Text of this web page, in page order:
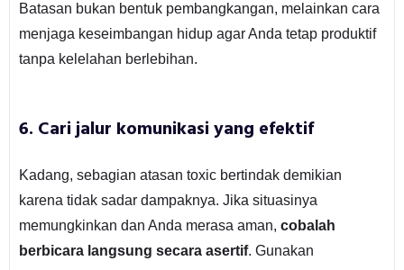
Batasan bukan bentuk pembangkangan, melainkan cara
menjaga keseimbangan hidup agar Anda tetap produktif
tanpa kelelahan berlebihan.
6. Cari jalur komunikasi yang efektif
Kadang, sebagian atasan toxic bertindak demikian
karena tidak sadar dampaknya. Jika situasinya
memungkinkan dan Anda merasa aman, cobalah
berbicara langsung secara asertif. Gunakan